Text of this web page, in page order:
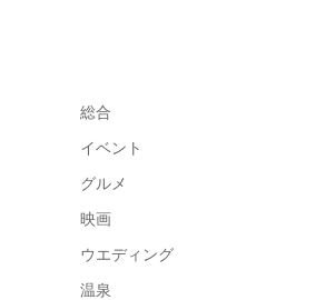
総合
イベント
グルメ
映画
ウエディング
温泉